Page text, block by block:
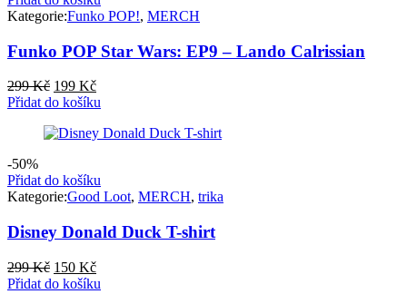
Kategorie:Funko POP!, MERCH
Funko POP Star Wars: EP9 – Lando Calrissian
299Kč Původní
cena
299 Kč.
199 KčAktuální
cena
199 Kč.
Přidat do košíku
-50%
Přidat do košíku
Kategorie:Good Loot, MERCH, trika
Disney Donald Duck T-shirt
299Kč Původní
cena
150 KčAktuální
cena
Přidat do košíku